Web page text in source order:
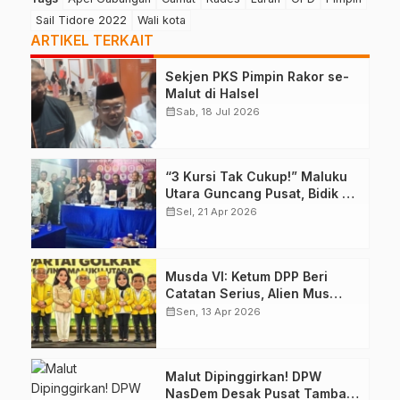
Sail Tidore 2022
Wali kota
ARTIKEL TERKAIT
Sekjen PKS Pimpin Rakor se-
Malut di Halsel
calendar_monthSab, 18 Jul 2026
“3 Kursi Tak Cukup!” Maluku
Utara Guncang Pusat, Bidik 6
Kursi DPR RI
calendar_monthSel, 21 Apr 2026
Musda VI: Ketum DPP Beri
Catatan Serius, Alien Mus
Mampu Atau Tidak?
calendar_monthSen, 13 Apr 2026
Malut Dipinggirkan! DPW
NasDem Desak Pusat Tambah